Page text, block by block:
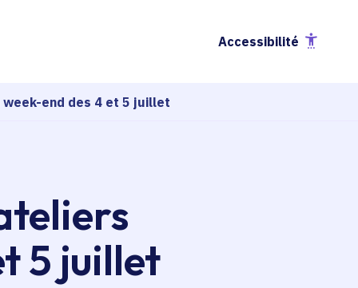
Accessibilité
end des 4 et 5 juillet
5 juillet